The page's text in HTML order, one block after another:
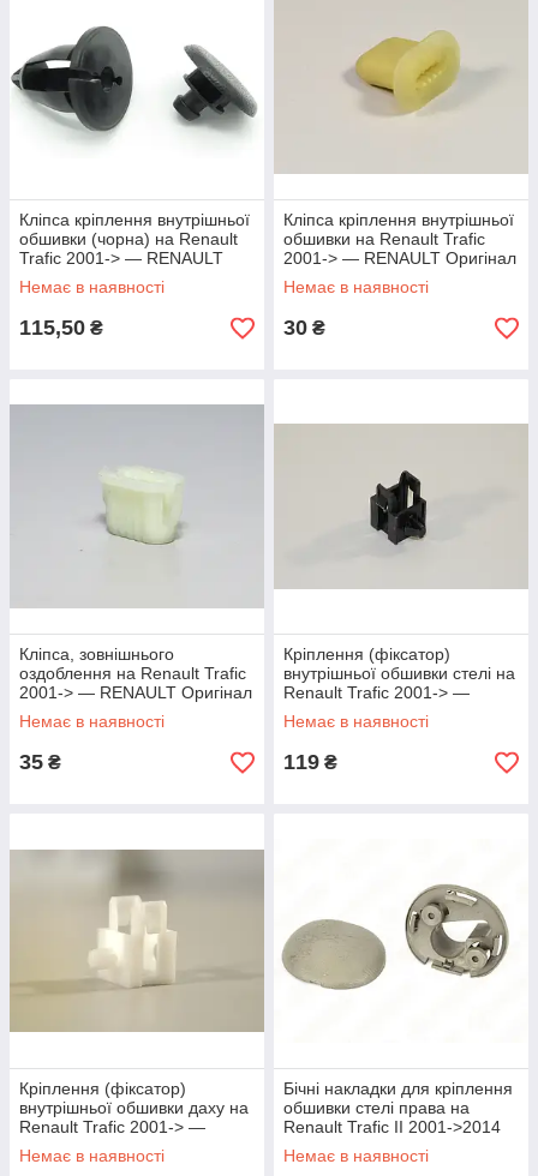
Кліпса кріплення внутрішньої
обшивки (чорна) на Renault
Trafic 2001-> — RENAULT
Оригінал - 7703077434
Немає в наявності
115,50 ₴
Кліпса кріплення внутрішньої
обшивки на Renault Trafic
2001-> — RENAULT Оригінал
- 7711426966
Немає в наявності
30 ₴
Кліпса, зовнішнього
оздоблення на Renault Trafic
2001-> — RENAULT Оригінал
- 7711429838
Немає в наявності
35 ₴
Кріплення (фіксатор)
внутрішньої обшивки стелі на
Renault Trafic 2001-> —
RENAULT Оригінал -
8200167534
Немає в наявності
119 ₴
Кріплення (фіксатор)
внутрішньої обшивки даху на
Renault Trafic 2001-> —
Rnault Оригінал -
8200330022
Немає в наявності
Бічні накладки для кріплення
обшивки стелі права на
Renault Trafic II 2001->2014
— Opel - 91166981
Немає в наявності